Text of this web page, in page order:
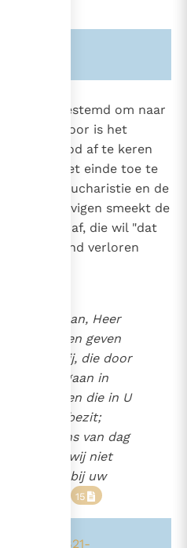
voorbestemd om naar
daarvoor is het
van God af te keren
tot het einde toe te
van de Eucharistie en de
haar gelovigen smeekt de
van God af, die wil "dat
en niemand verloren
van ons aan, Heer
willen geven
aan U. Wij, die door
voor te gaan in
met allen die in U
uw eigen bezit;
en voer ons van dag
vrede; dat wij niet
gaan maar bij uw
geteld. 15
-1821-